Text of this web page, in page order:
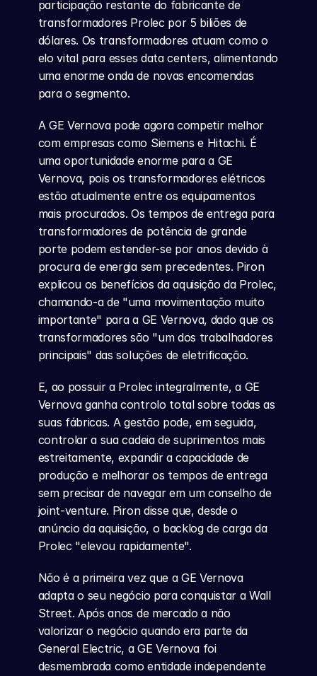
participação restante do fabricante de
transformadores Prolec por 5 biliões de
dólares. Os transformadores atuam como o
elo vital para esses data centers, alimentando
uma enorme onda de novas encomendas
para o segmento.
A GE Vernova pode agora competir melhor
com empresas como Siemens e Hitachi. É
uma oportunidade enorme para a GE
Vernova, pois os transformadores elétricos
estão atualmente entre os equipamentos
mais procurados. Os tempos de entrega para
transformadores de potência de grande
porte podem estender-se por anos devido à
procura de energia sem precedentes. Piron
explicou os benefícios da aquisição da Prolec,
chamando-a de "uma movimentação muito
importante" para a GE Vernova, dado que os
transformadores são "um dos trabalhadores
principais" das soluções de eletrificação.
E, ao possuir a Prolec integralmente, a GE
Vernova ganha controlo total sobre todas as
suas fábricas. A gestão pode, em seguida,
controlar a sua cadeia de suprimentos mais
estreitamente, expandir a capacidade de
produção e melhorar os tempos de entrega
sem precisar de navegar em um conselho de
joint-venture. Piron disse que, desde o
anúncio da aquisição, o backlog de carga da
Prolec "elevou rapidamente".
Não é a primeira vez que a GE Vernova
adapta o seu negócio para conquistar a Wall
Street. Após anos de mercado a não
valorizar o negócio quando era parte da
General Electric, a GE Vernova foi
desmembrada como entidade independente